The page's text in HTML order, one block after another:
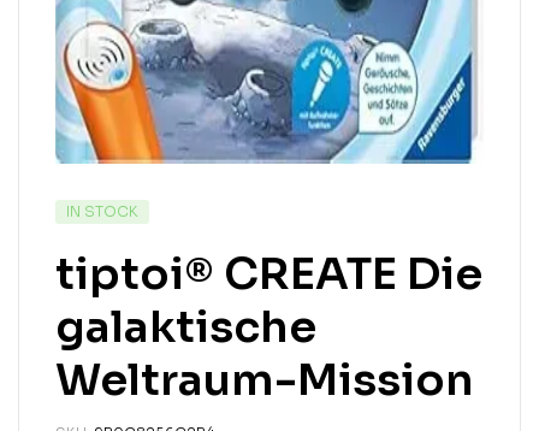
IN STOCK
tiptoi® CREATE Die
galaktische
Weltraum-Mission